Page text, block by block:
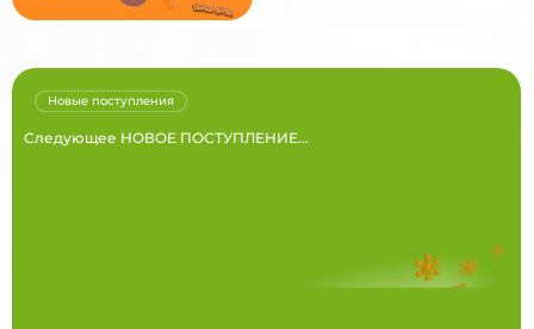
Следующее НОВОЕ ПОСТУПЛЕНИЕ...
Новые поступления